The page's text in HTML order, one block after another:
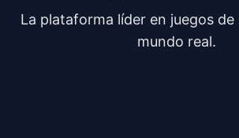
La plataforma líder en juegos de
mundo real.